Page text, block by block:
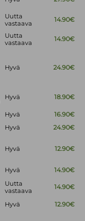
Uutta
vastaava
14.90€
Uutta
vastaava
14.90€
Hyvä 24.90€
Hyvä 18.90€
Hyvä
16.90€
Hyvä
24.90€
Hyvä 12.90€
Hyvä
14.90€
Uutta
vastaava
14.90€
Hyvä
12.90€